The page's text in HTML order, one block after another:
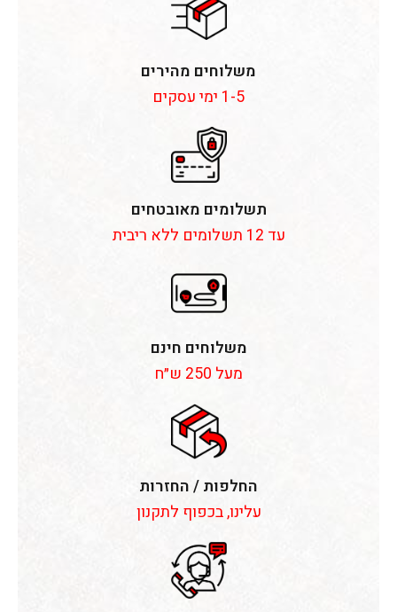
משלוחים מהירים
1-5 ימי עסקים
תשלומים מאובטחים
עד 12 תשלומים ללא ריבית
משלוחים חינם
מעל 250 ש״ח
החלפות / החזרות
עלינו, בכפוף לתקנון